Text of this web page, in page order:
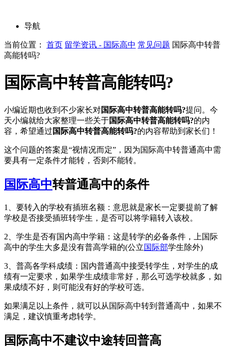
导航
当前位置： 首页 留学资讯 - 国际高中 常见问题 国际高中转普
高能转吗?
国际高中转普高能转吗?
小编近期也收到不少家长对国际高中转普高能转吗?提问。今
天小编就给大家整理一些关于国际高中转普高能转吗?的内
容，希望通过 国际高中转普高能转吗?的内容帮助到家长们！
这个问题的答案是“视情况而定”，因为国际高中转普通高中需
要具有一定条件才能转，否则不能转。
国际高中转普通高中的条件
1、要转入的学校有插班名额：意思就是家长一定要提前了解
学校是否接受插班转学生，是否可以将学籍转入该校。
2、学生是否有国内高中学籍：这是转学的必备条件，上国际
高中的学生大多是没有普高学籍的(公立国际部学生除外)
3、普高各学科成绩：国内普通高中接受转学生，对学生的成
绩有一定要求，如果学生成绩非常好，那么可选学校就多，如
果成绩不好，则可能没有好的学校可选。
如果满足以上条件，就可以从国际高中转到普通高中，如果不
满足，建议慎重考虑转学。
国际高中不建议中途转回普高